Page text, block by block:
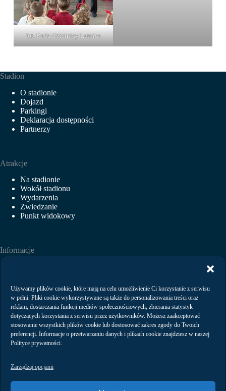
Używamy plików cookie, które mają na celu umożliwienie Ci korzystanie z serwisu
w pełni. Pliki cookie wykorzystywane są także do personalizowania treści oraz
reklam, dostarczania funkcji mediów społecznościowych, zbierania statystyk
dotyczących korzystania z serwisu przez użytkowników. Możesz zaakceptować
stosowanie wszystkich plików cookie lub dostosować zakres zgody do Twoich
preferencji. Informacje o przetwarzaniu danych i plikach cookie znajdziesz w naszej
Polityce prywatności.
Zarządzaj opcjami
fot. Rada Dzielnicy Letnica
Stadion
O stadionie
Dojazd
Parkingi
Deklaracja dostępności
Partnerzy
Atrakcje
Na stadionie
Wokół stadionu
Wydarzenia
Zwiedzanie
Punkt widokowy
Informacje
Wynajem
Regulaminy
Polityka prywatności
Kontakt